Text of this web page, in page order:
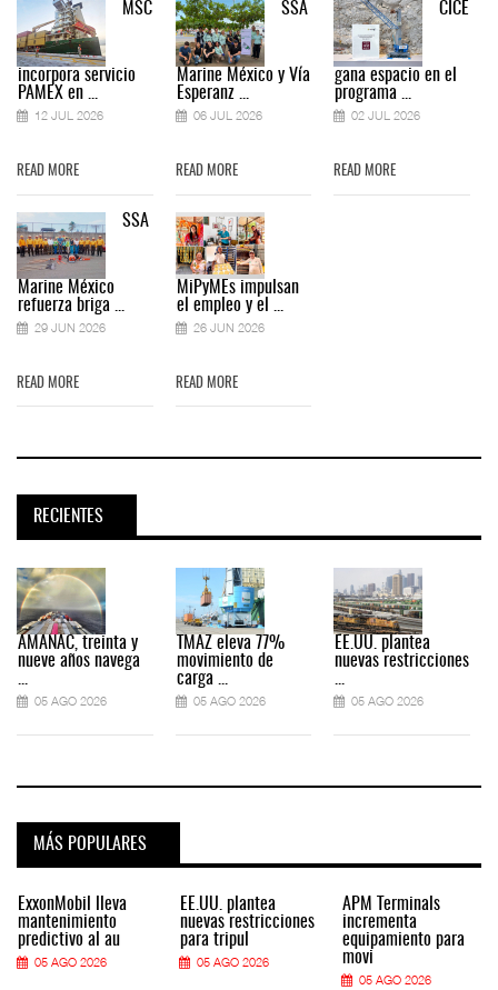
MSC
incorpora servicio
PAMEX en ...
12 JUL 2026
READ MORE
SSA
Marine México
refuerza briga ...
29 JUN 2026
READ MORE
SSA
Marine México y Vía
Esperanz ...
06 JUL 2026
READ MORE
MiPyMEs impulsan
el empleo y el ...
26 JUN 2026
READ MORE
CICE
gana espacio en el
programa ...
02 JUL 2026
READ MORE
RECIENTES
AMANAC, treinta y
nueve años navega
05 AGO 2026
TMAZ eleva 77%
movimiento de
carga ...
05 AGO 2026
EE.UU. plantea
nuevas restricciones
05 AGO 2026
MÁS POPULARES
ExxonMobil lleva
mantenimiento
predictivo al au
05 AGO 2026
EE.UU. plantea
nuevas restricciones
para tripul
05 AGO 2026
APM Terminals
incrementa
equipamiento para
movi
05 AGO 2026